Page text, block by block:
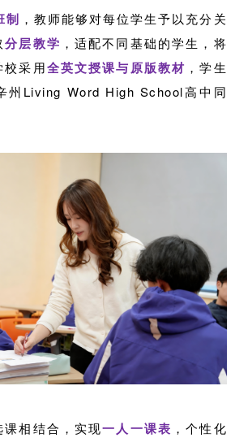
制 ，教师能够对每位学生予以充分关
分层教学 ，适配不同基础的学生，将
采用全英文授课与原版教材 ，学生
州Living Word High School高中同
课相结合，实现一人一课表 ，个性化